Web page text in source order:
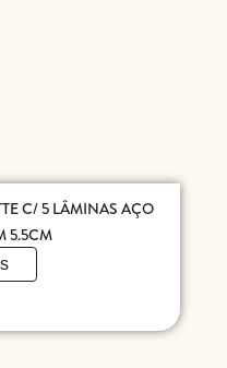
C/ 5 LÂMINAS AÇO
5.5CM